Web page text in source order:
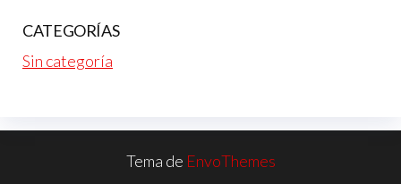
CATEGORÍAS
Sin categoría
Tema de EnvoThemes